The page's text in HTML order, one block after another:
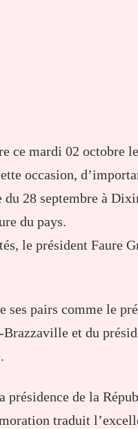
ce mardi 02 octobre
occasion,
28 septembre à
du pays.
le président Faure
ses pairs comme le
Brazzaville et du
présidence de la
traduit